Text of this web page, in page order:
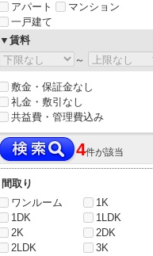
アパート
マンション
一戸建て
▼賃料
～
敷金・保証金なし
礼金・敷引なし
共益費・管理費込み
4件が該当
間取り
ワンルーム
1K
1DK
1LDK
2K
2DK
2LDK
3K